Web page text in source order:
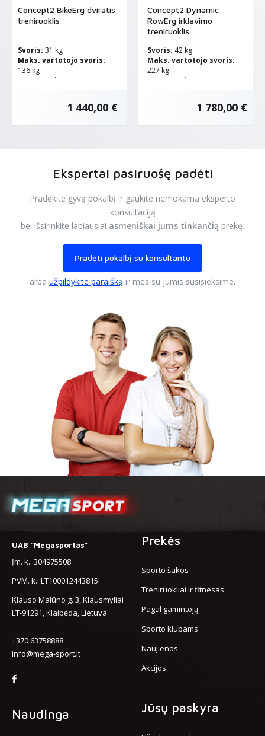
Concept2 BikeErg dviratis
treniruoklis
Svoris: 31 kg
Maks. vartotojo svoris:
136 kg
Pavaros sist.:
1 440,00 €
Concept2 Dynamic
RowErg irklavimo
treniruoklis
Svoris: 42 kg
Maks. vartotojo svoris:
227 kg
Pavaros sist.:
1 780,00 €
Ekspertai pasiruošę padėti
Pradėkite gyvą pokalbį ir gaukite nemokama eksperto
konsultaciją
bei išsirinkite labiausiai asmeniškai jums tinkančią prekę.
Pradėti pokalbį su konsultantu
arba užpildykite paraišką ir mes su jumis susisieksime.
UAB "Megasportas"
Įm. k.: 304975508
PVM. k.: LT100012443815
Klauso Malūno g. 3, Klausmyliai
LT-91291, Klaipėda, Lietuva
+370 63758888
info@mega-sport.lt
Prekės
Sporto šakos
Treniruokliai ir fitnesas
Pagal gamintoją
Sporto klubams
Naujienos
Akcijos
Naudinga Jūsų paskyra